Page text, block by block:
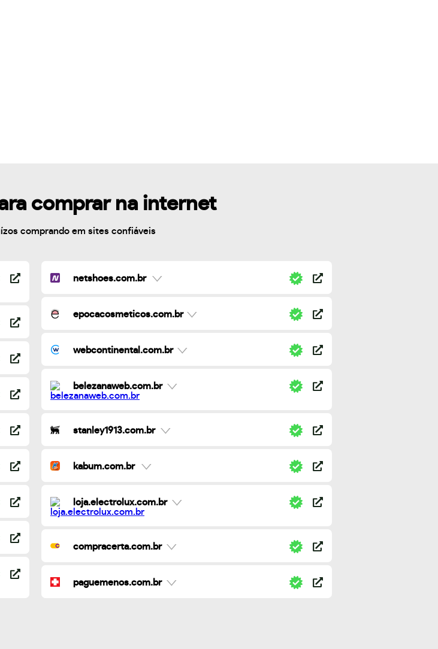
comprar na internet
comprando em sites confiáveis
netshoes.com.br
epocacosmeticos.com.br
webcontinental.com.br
belezanaweb.com.br
stanley1913.com.br
kabum.com.br
loja.electrolux.com.br
compracerta.com.br
paguemenos.com.br